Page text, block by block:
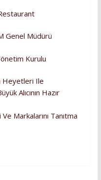
Genel Müdürü
Kurulu
Heyetleri Ile
Alıcının Hazır
Markalarını Tanıtma